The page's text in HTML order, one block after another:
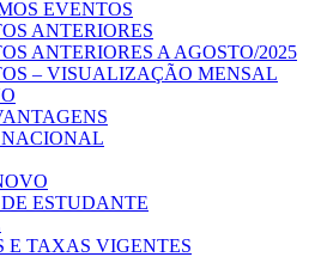
EVENTOS
ANTERIORES
ANTERIORES A AGOSTO/2025
– VISUALIZAÇÃO MENSAL
ESTUDANTE
E TAXAS VIGENTES